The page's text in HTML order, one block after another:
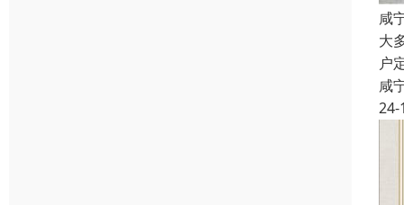
咸
大
户
咸
24-